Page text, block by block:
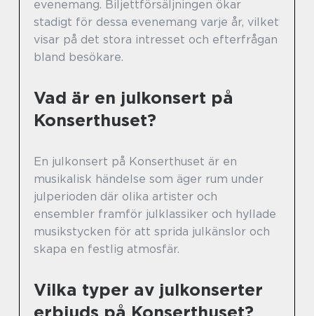
evenemang. Biljettförsäljningen ökar
stadigt för dessa evenemang varje år, vilket
visar på det stora intresset och efterfrågan
bland besökare.
Vad är en julkonsert på
Konserthuset?
En julkonsert på Konserthuset är en
musikalisk händelse som äger rum under
julperioden där olika artister och
ensembler framför julklassiker och hyllade
musikstycken för att sprida julkänslor och
skapa en festlig atmosfär.
Vilka typer av julkonserter